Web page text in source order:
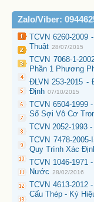
Zalo/Viber:
TCVN 6260-2009
Thuật 28/07/2015
TCVN 7068-1-
Phần 1 Phương
ĐLVN 253-2015 -
Định 07/10/2015
TCVN 6504-1999
Số Sợi Vô Cơ
TCVN 2052-1993
TCVN 7478-
Quy Trình Xác
TCVN 1046-1971
Nước 28/02/2016
TCVN 4613-2012
Cấu Thép - Ký